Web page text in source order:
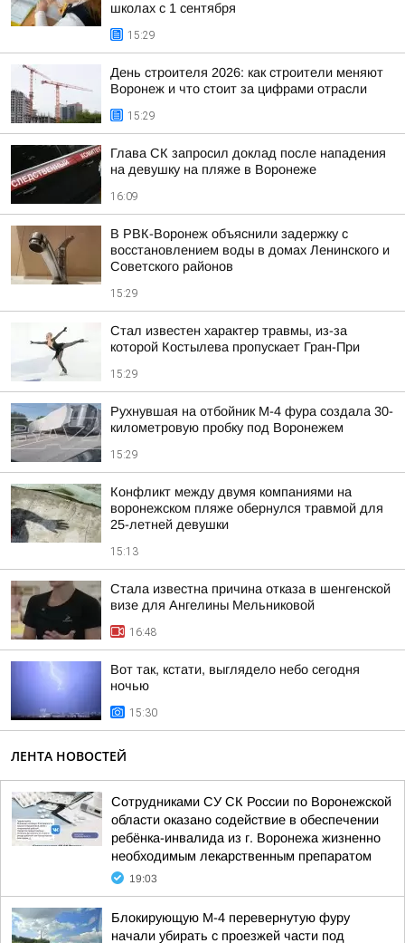
школах с 1 сентября
15:29
День строителя 2026: как строители меняют
Воронеж и что стоит за цифрами отрасли
15:29
Глава СК запросил доклад после нападения
на девушку на пляже в Воронеже
16:09
В РВК-Воронеж объяснили задержку с
восстановлением воды в домах Ленинского и
Советского районов
15:29
Стал известен характер травмы, из-за
которой Костылева пропускает Гран-При
15:29
Рухнувшая на отбойник М-4 фура создала 30-
километровую пробку под Воронежем
15:29
Конфликт между двумя компаниями на
воронежском пляже обернулся травмой для
25-летней девушки
15:13
Стала известна причина отказа в шенгенской
визе для Ангелины Мельниковой
16:48
Вот так, кстати, выглядело небо сегодня
ночью
15:30
ЛЕНТА НОВОСТЕЙ
Сотрудниками СУ СК России по Воронежской
области оказано содействие в обеспечении
ребёнка-инвалида из г. Воронежа жизненно
необходимым лекарственным препаратом
19:03
Блокирующую М-4 перевернутую фуру
начали убирать с проезжей части под